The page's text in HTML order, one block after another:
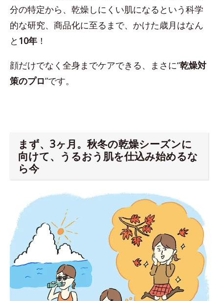
分の特定から、乾燥しにくい肌になるという科学
的な研究、商品化に至るまで、かけた歳月はなん
と 10年 ！
顔だけでなく全身までケアできる、まさに“乾燥対
策のプロ”です。
まず、3ヶ月。秋冬の乾燥シーズンに
向けて、うるおう肌を仕込み始めるな
ら今